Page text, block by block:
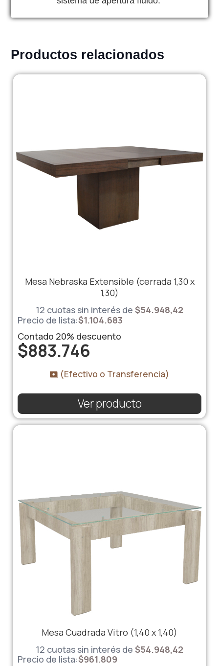
Productos relacionados
Mesa Nebraska Extensible (cerrada 1,30 x
1,30)
12 cuotas sin interés de $54.948,42
Precio de lista:$1.104.683
Contado 20% descuento
$883.746
(Efectivo o Transferencia)
Ver producto
Mesa Cuadrada Vitro (1,40 x 1,40)
12 cuotas sin interés de $54.948,42
Precio de lista:$961.809